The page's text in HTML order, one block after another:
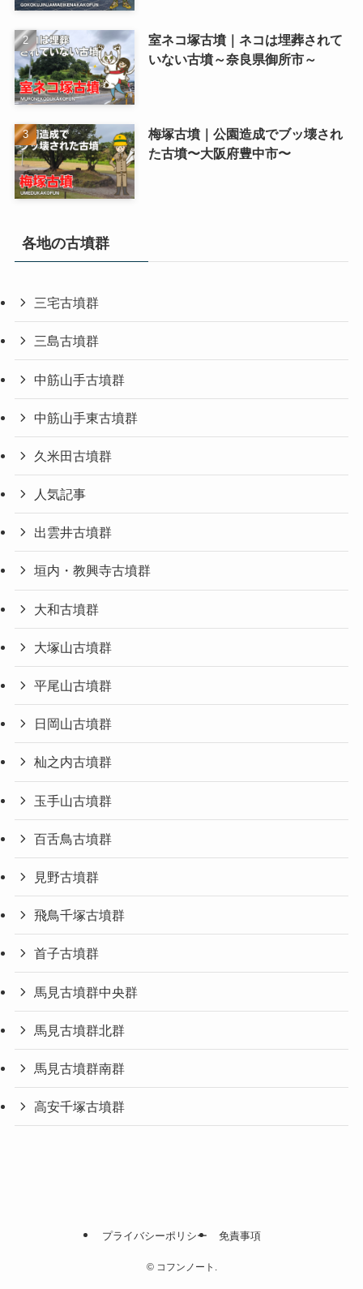
室ネコ塚古墳｜ネコは埋葬されて
いない古墳～奈良県御所市～
梅塚古墳｜公園造成でブッ壊され
た古墳〜大阪府豊中市〜
各地の古墳群
三宅古墳群
三島古墳群
中筋山手古墳群
中筋山手東古墳群
久米田古墳群
人気記事
出雲井古墳群
垣内・教興寺古墳群
大和古墳群
大塚山古墳群
平尾山古墳群
日岡山古墳群
杣之内古墳群
玉手山古墳群
百舌鳥古墳群
見野古墳群
飛鳥千塚古墳群
首子古墳群
馬見古墳群中央群
馬見古墳群北群
馬見古墳群南群
高安千塚古墳群
プライバシーポリシー 免責事項
©コフンノート.